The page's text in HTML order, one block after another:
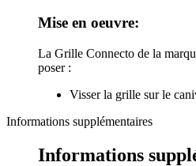
Mise en oeuvre:
La Grille Connecto de la
poser :
Visser la grille sur le
Informations supplémentaires
Informations